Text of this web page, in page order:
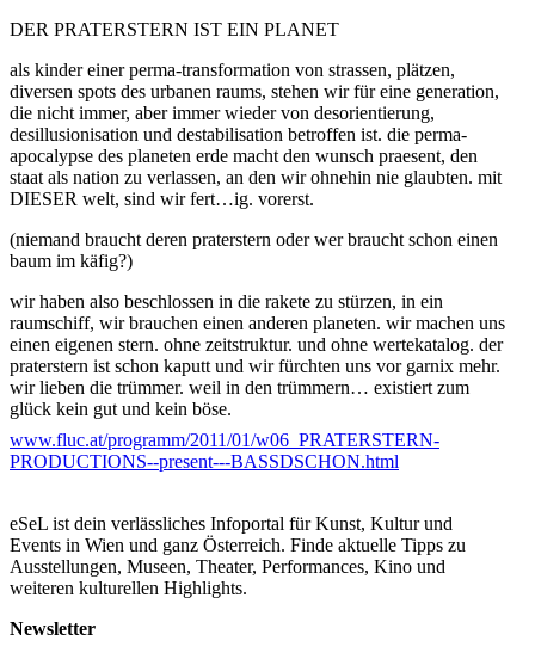
DER PRATERSTERN IST EIN PLANET
als kinder einer perma-transformation von strassen, plätzen,
diversen spots des urbanen raums, stehen wir für eine generation,
die nicht immer, aber immer wieder von desorientierung,
desillusionisation und destabilisation betroffen ist. die perma-
apocalypse des planeten erde macht den wunsch praesent, den
staat als nation zu verlassen, an den wir ohnehin nie glaubten. mit
DIESER welt, sind wir fert…ig. vorerst.
(niemand braucht deren praterstern oder wer braucht schon einen
baum im käfig?)
wir haben also beschlossen in die rakete zu stürzen, in ein
raumschiff, wir brauchen einen anderen planeten. wir machen uns
einen eigenen stern. ohne zeitstruktur. und ohne wertekatalog. der
praterstern ist schon kaputt und wir fürchten uns vor garnix mehr.
wir lieben die trümmer. weil in den trümmern… existiert zum
glück kein gut und kein böse.
der dropOff zum anstehenden release der nullnummer vom
TAAADAAAA!!
als no-budget multimediaproduktion die text, typografie,
illustration, druck, musik, video, performance und events in ein
subuniversum sternt, haben wir uns gedacht, es sollte SCHON
www.fluc.at/programm/2011/01/w06_PRATERSTERN-
PRODUCTIONS--present---BASSDSCHON.html
eSeL ist dein verlässliches Infoportal für Kunst, Kultur und
Events in Wien und ganz Österreich. Finde aktuelle Tipps zu
Ausstellungen, Museen, Theater, Performances, Kino und
weiteren kulturellen Highlights.
Newsletter